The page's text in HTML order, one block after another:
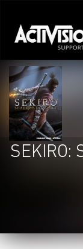
SEKIRO: